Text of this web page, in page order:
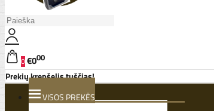
0€000
Prekių krepšelis tuščias!
VISOS PREKĖS